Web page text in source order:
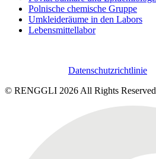
Polnische chemische Gruppe
Umkleideräume in den Labors
Lebensmittellabor
Datenschutzrichtlinie
© RENGGLI 2026 All Rights Reserved